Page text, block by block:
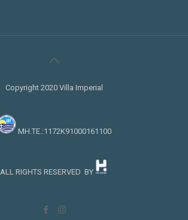
Copyright 2020 Villa Imperial
MH.TE.:1172Κ91000161100
ALL RIGHTS RESERVED BY